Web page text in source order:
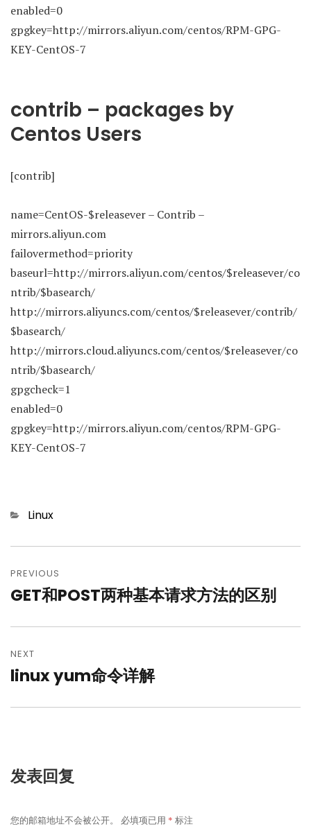
enabled=0
gpgkey=http://mirrors.aliyun.com/centos/RPM-GPG-
KEY-CentOS-7
contrib – packages by
Centos Users
[contrib]
name=CentOS-$releasever – Contrib –
mirrors.aliyun.com
failovermethod=priority
baseurl=http://mirrors.aliyun.com/centos/$releasever/co
ntrib/$basearch/
http://mirrors.aliyuncs.com/centos/$releasever/contrib/
$basearch/
http://mirrors.cloud.aliyuncs.com/centos/$releasever/co
ntrib/$basearch/
gpgcheck=1
enabled=0
gpgkey=http://mirrors.aliyun.com/centos/RPM-GPG-
KEY-CentOS-7
Categories
Linux
章
导
航
PREVIOUS
Previous
GET和POST两种基本请求方法的区别
NEXT
Next
linux yum命令详解
发表回复
您的邮箱地址不会被公开。 必填项已用 * 标注